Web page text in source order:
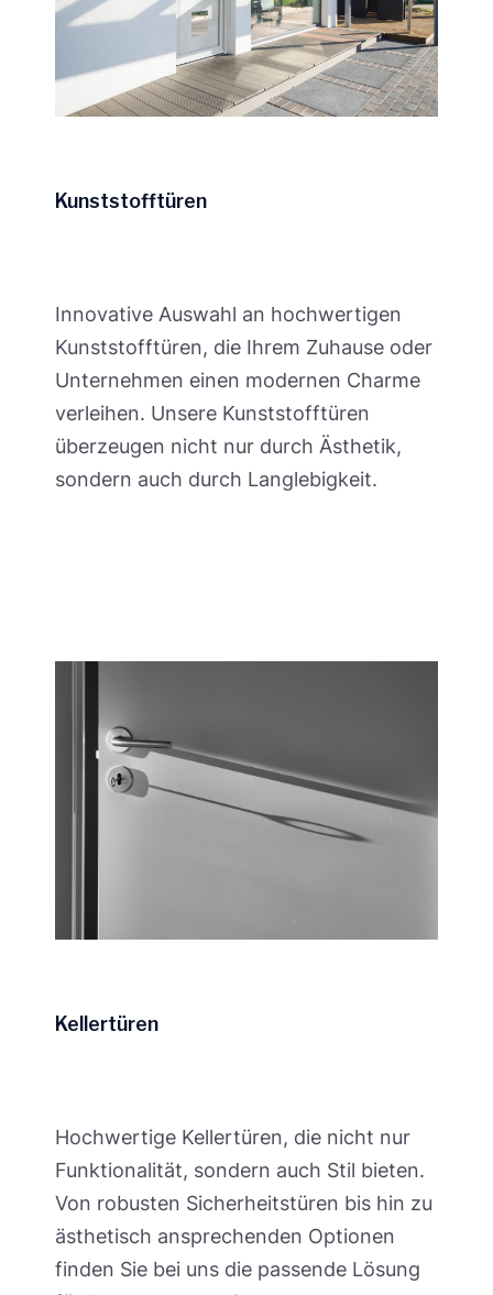
Kunststofftüren
Innovative Auswahl an hochwertigen
Kunststofftüren, die Ihrem Zuhause oder
Unternehmen einen modernen Charme
verleihen. Unsere Kunststofftüren
überzeugen nicht nur durch Ästhetik,
sondern auch durch Langlebigkeit.
Kellertüren
Hochwertige Kellertüren, die nicht nur
Funktionalität, sondern auch Stil bieten.
Von robusten Sicherheitstüren bis hin zu
ästhetisch ansprechenden Optionen
finden Sie bei uns die passende Lösung